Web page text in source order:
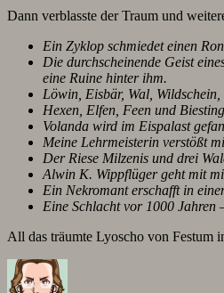
Dann verblasste der Traum und
Ein Zyklop schmiedet einen
Die durchscheinende Geist
eine Ruine hinter ihm.
Löwin, Eisbär, Wal,
Hexen, Elfen, Feen und
Volanda wird im Eispalast
Meine Lehrmeisterin verstößt
Der Riese Milzenis und drei
Alwin K. Wippflüger geht mit
Ein Nekromant erschafft in
Eine Schlacht vor 1000 Jahren
All das träumte Lyoscho von Festum